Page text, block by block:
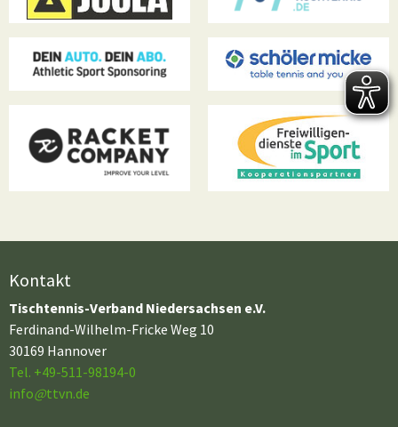
Kontakt
Tischtennis-Verband Niedersachsen e.V.
Ferdinand-Wilhelm-Fricke Weg 10
30169 Hannover
Tel. +49-511-98194-0
info@ttvn.de